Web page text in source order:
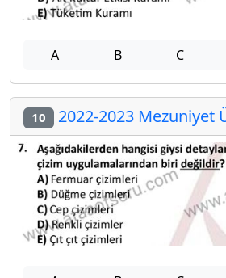
A B C
10 2022-2023 Mezuniyet